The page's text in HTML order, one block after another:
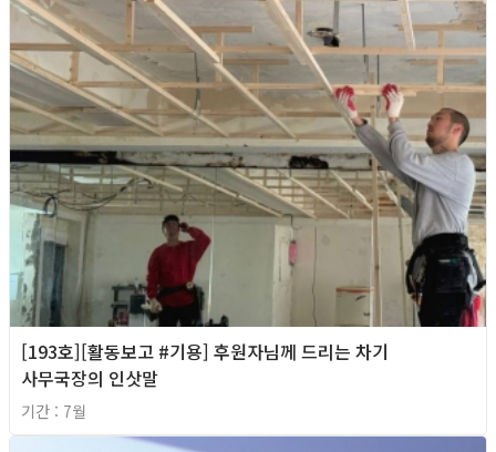
[193호][활동보고 #기용] 후원자님께 드리는 차기
사무국장의 인삿말
기간 : 7월